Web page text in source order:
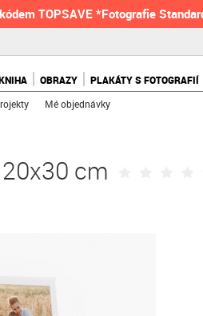
TOPSAVE *Fotografie
OBRAZY PLAKÁTY S FOTOGRAFIÍ
Mé objednávky
cm